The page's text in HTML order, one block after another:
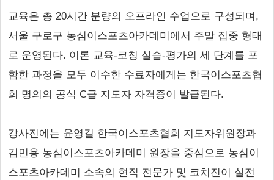
교육은 총 20시간 분량의 오프라인 수업으로 구성되며,
서울 구로구 농심이스포츠아카데미에서 주말 집중 형태
로 운영된다. 이론 교육-코칭 실습-평가의 세 단계를 포
함한 과정을 모두 이수한 수료자에게는 한국이스포츠협
회 명의의 공식 C급 지도자 자격증이 발급된다.
강사진에는 윤영길 한국이스포츠협회 지도자위원장과
김민용 농심이스포츠아카데미 원장을 중심으로 농심이
스포츠아카데미 소속의 현직 전문가 및 코치진이 실전